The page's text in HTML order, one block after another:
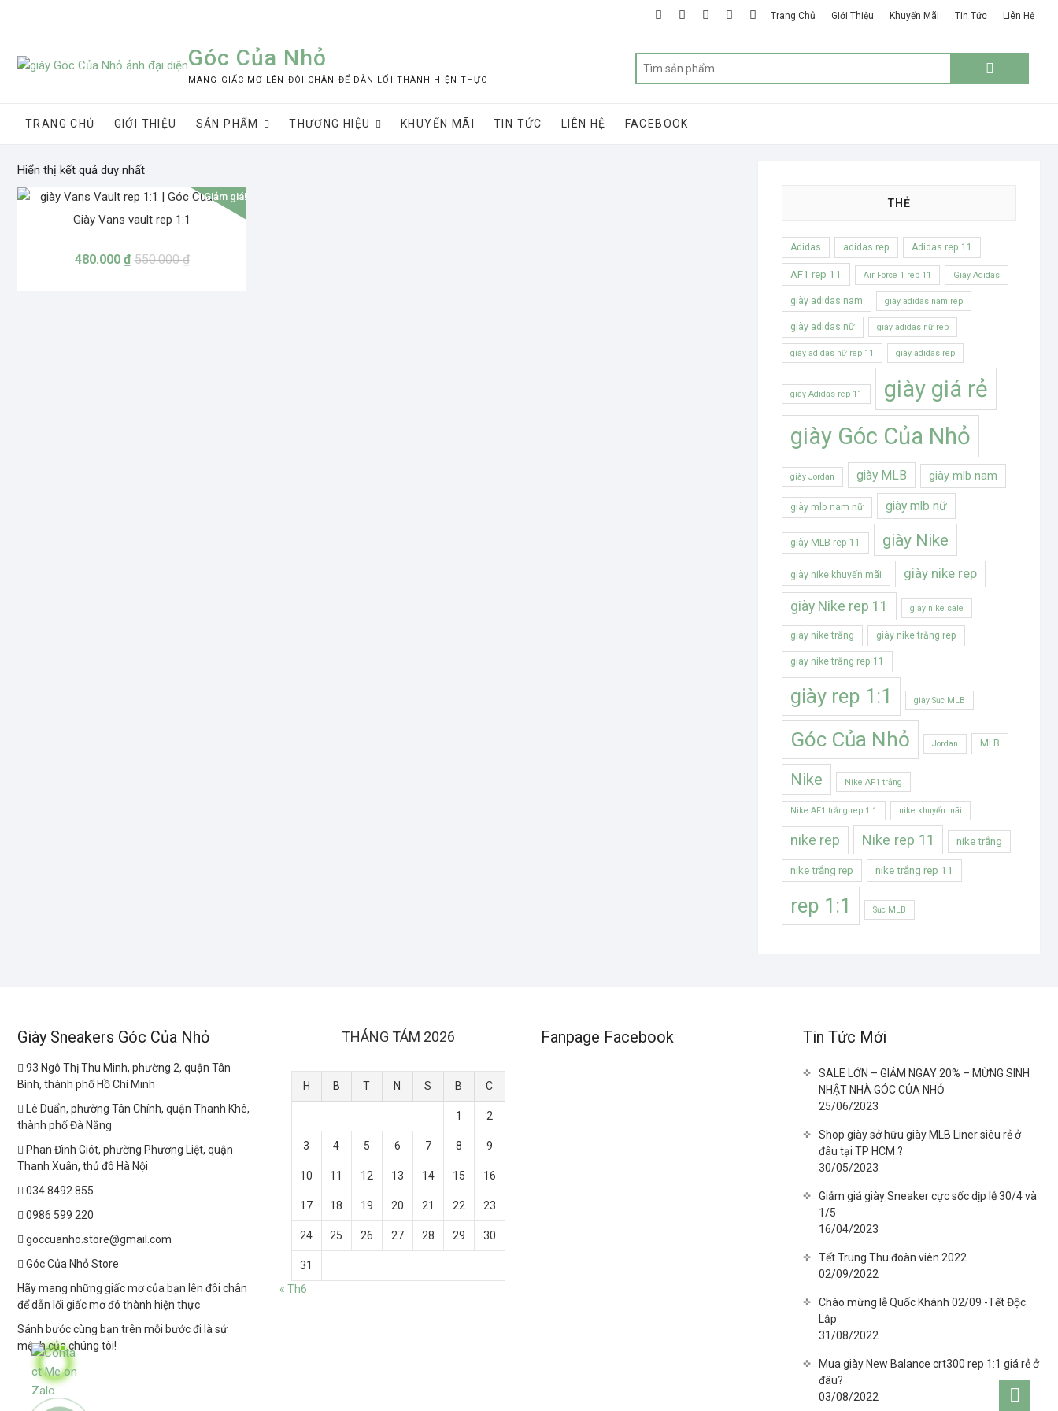
facebook
twittergoogleinstagram
linkedin
Trang Chủ Giới Thiệu Khuyến Mãi Tin Tức Liên Hệ
Góc Của Nhỏ
MANG GIẤC MƠ LÊN ĐÔI CHÂN ĐỂ DẪN LỐI THÀNH HIỆN THỰC
TRANG CHỦ GIỚI THIỆU SẢN PHẨM THƯƠNG HIỆU KHUYẾN MÃI TIN TỨC LIÊN HỆ FACEBOOK
Hiển thị kết quả duy nhất
Giảm giá!
Giày Vans vault rep 1:1
550.000₫
480.000 ₫
THẺ
Adidas adidas rep Adidas rep 11
AF1 rep 11 Air Force 1 rep 11 Giày Adidas
giày adidas nam giày adidas nam rep
giày adidas nữ giày adidas nữ rep
giày adidas nữ rep 11 giày adidas rep
giày Adidas rep 11
giày giá rẻ
giày Góc Của Nhỏ
giày Jordan giày MLB giày mlb nam
giày mlb nam nữ giày mlb nữ
giày MLB rep 11 giày Nike
giày nike khuyến mãi giày nike rep
giày Nike rep 11 giày nike sale
giày nike trắng giày nike trắng rep
giày nike trắng rep 11
giày rep 1:1 giày Sục MLB
Góc Của Nhỏ Jordan MLB
Nike Nike AF1 trắng
Nike AF1 trắng rep 1:1 nike khuyến mãi
nike rep Nike rep 11 nike trắng
nike trắng rep nike trắng rep 11
rep 1:1 Sục MLB
Giày Sneakers Góc Của Nhỏ
93 Ngô Thị Thu Minh, phường 2, quận Tân
Bình, thành phố Hồ Chí Minh
Lê Duẩn, phường Tân Chính, quận Thanh Khê,
thành phố Đà Nẵng
Phan Đình Giót, phường Phương Liệt, quận
Thanh Xuân, thủ đô Hà Nội
034 8492 855
0986 599 220
goccuanho.store@gmail.com
Góc Của Nhỏ Store
Hãy mang những giấc mơ của bạn lên đôi chân
để dẫn lối giấc mơ đó thành hiện thực
Sánh bước cùng bạn trên mỗi bước đi là sứ
mệnh của chúng tôi!
THÁNG TÁM 2026
H B T N S B C
1 2
3 4 5 6 7 8 9
10 11 12 13 14 15 16
17 18 19 20 21 22 23
24 25 26 27 28 29 30
31
« Th6
Fanpage Facebook Tin Tức Mới
SALE LỚN – GIẢM NGAY 20% – MỪNG SINH
NHẬT NHÀ GÓC CỦA NHỎ
25/06/2023
Shop giày sở hữu giày MLB Liner siêu rẻ ở
đâu tại TP HCM ?
30/05/2023
Giảm giá giày Sneaker cực sốc dịp lễ 30/4 và
1/5
16/04/2023
Tết Trung Thu đoàn viên 2022
02/09/2022
Chào mừng lễ Quốc Khánh 02/09 -Tết Độc
Lập
31/08/2022
Mua giày New Balance crt300 rep 1:1 giá rẻ ở
đâu?
03/08/2022
Go
to